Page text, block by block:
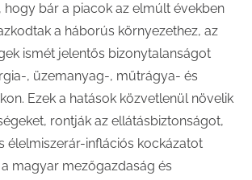
hogy bár a piacok az elmúlt években
a háborús környezethez, az
ismét jelentős bizonytalanságot
, üzemanyag-, műtrágya- és
Ezek a hatások közvetlenül növelik
rontják az ellátásbiztonságot,
élelmiszerár-inflációs kockázatot
magyar mezőgazdaság és